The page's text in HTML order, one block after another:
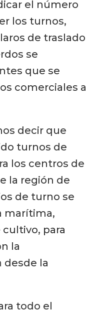
el número
los turnos,
de traslado
se
que se
comerciales a
decir que
turnos de
los centros de
la región de
de turno se
marítima,
para
la
desde la
todo el